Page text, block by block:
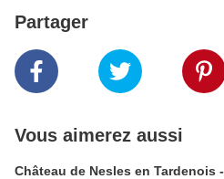
Partager
Vous aimerez aussi
Château de Nesles en Tardenois -